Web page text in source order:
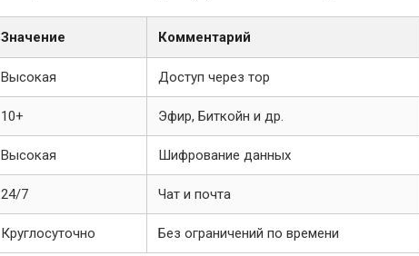
Значение Комментарий
Высокая Доступ через тор
10+ Эфир, Биткойн и др.
Высокая Шифрование данных
24/7 Чат и почта
Круглосуточно Без ограничений по времени